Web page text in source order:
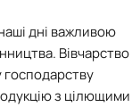
дні важливою
Вівчарство
господарству
з цілющими